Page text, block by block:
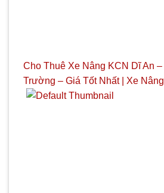
Cho Thuê Xe Nâng KCN Dĩ An
Trường – Giá Tốt Nhất | Xe